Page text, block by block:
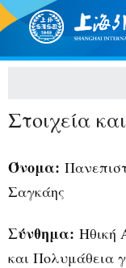
Στοιχεία
Όνομα:
Σαγκάης
Σύνθημα: Ηθική
και Πολυμάθεια